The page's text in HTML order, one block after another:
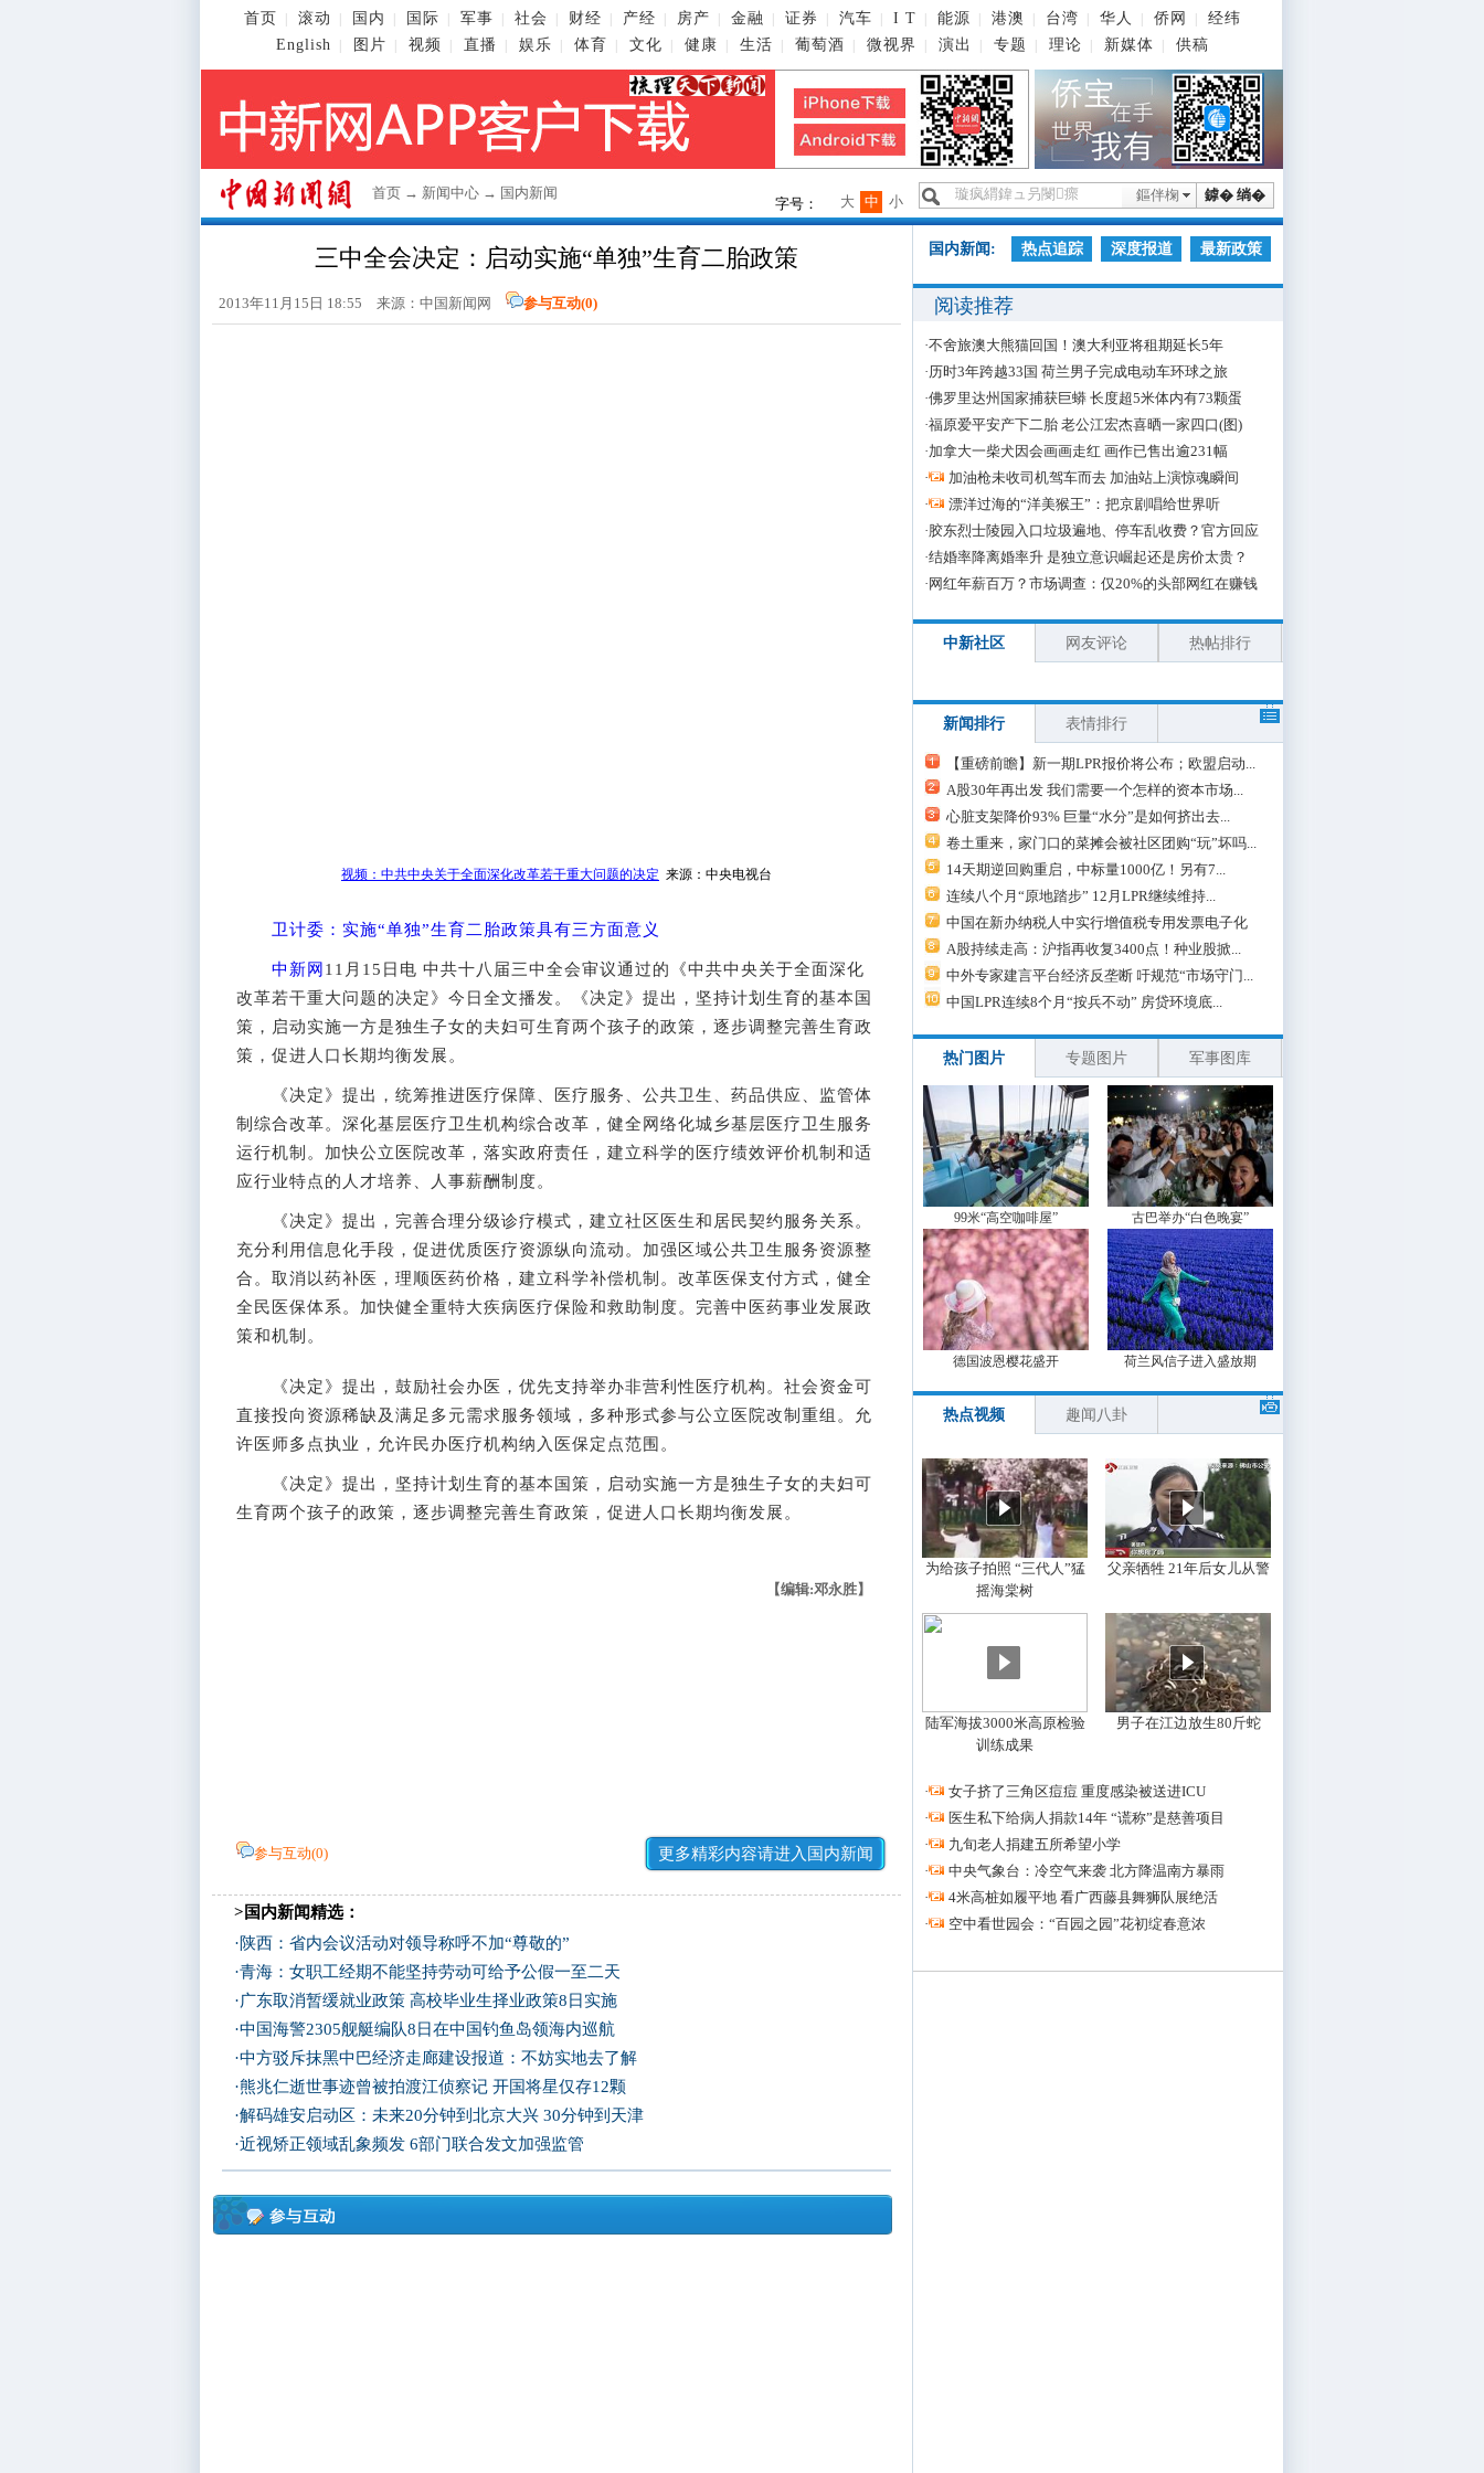
首页 滚动 国内 国际 军事 社会 财经 产经 房产 金融 证券 汽车 I T 能源 港澳 台湾 华人 侨网
经纬
English
图片 视频 直播 娱乐 体育 文化 健康 生活 葡萄酒 微视界 演出 专题 理论 新媒体 供稿
首页 → 新闻中心 → 国内新闻 鎼� 绱�
鏂伴椈
字号： 小
中
大
三中全会决定：启动实施“单独”生育二胎政策
2013年11月15日 18:55 来源： 中国新闻网 参与互动(0)
视频：中共中央关于全面深化改革若干重大问题的决定 来源：中央电视台
卫计委：实施“单独”生育二胎政策具有三方面意义
中新网 11月15日电 中共十八届三中全会审议通过的《中共中央关于全面深化
改革若干重大问题的决定》今日全文播发。《决定》提出，坚持计划生育的基本国
策，启动实施一方是独生子女的夫妇可生育两个孩子的政策，逐步调整完善生育政
策，促进人口长期均衡发展。
《决定》提出，统筹推进医疗保障、医疗服务、公共卫生、药品供应、监管体
制综合改革。深化基层医疗卫生机构综合改革，健全网络化城乡基层医疗卫生服务
运行机制。加快公立医院改革，落实政府责任，建立科学的医疗绩效评价机制和适
应行业特点的人才培养、人事薪酬制度。
《决定》提出，完善合理分级诊疗模式，建立社区医生和居民契约服务关系。
充分利用信息化手段，促进优质医疗资源纵向流动。加强区域公共卫生服务资源整
合。取消以药补医，理顺医药价格，建立科学补偿机制。改革医保支付方式，健全
全民医保体系。加快健全重特大疾病医疗保险和救助制度。完善中医药事业发展政
策和机制。
《决定》提出，鼓励社会办医，优先支持举办非营利性医疗机构。社会资金可
直接投向资源稀缺及满足多元需求服务领域，多种形式参与公立医院改制重组。允
许医师多点执业，允许民办医疗机构纳入医保定点范围。
《决定》提出，坚持计划生育的基本国策，启动实施一方是独生子女的夫妇可
生育两个孩子的政策，逐步调整完善生育政策，促进人口长期均衡发展。
【编辑:邓永胜】
参与互动(0) 更多精彩内容请进入国内新闻
>国内新闻精选：
·陕西：省内会议活动对领导称呼不加“尊敬的”
·青海：女职工经期不能坚持劳动可给予公假一至二天
·广东取消暂缓就业政策 高校毕业生择业政策8日实施
·中国海警2305舰艇编队8日在中国钓鱼岛领海内巡航
·中方驳斥抹黑中巴经济走廊建设报道：不妨实地去了解
·熊兆仁逝世事迹曾被拍渡江侦察记 开国将星仅存12颗
·解码雄安启动区：未来20分钟到北京大兴 30分钟到天津
·近视矫正领域乱象频发 6部门联合发文加强监管
国内新闻: 热点追踪 深度报道 最新政策
阅读推荐
·不舍旅澳大熊猫回国！澳大利亚将租期延长5年
·历时3年跨越33国 荷兰男子完成电动车环球之旅
·佛罗里达州国家捕获巨蟒 长度超5米体内有73颗蛋
·福原爱平安产下二胎 老公江宏杰喜晒一家四口(图)
·加拿大一柴犬因会画画走红 画作已售出逾231幅
·
加油枪未收司机驾车而去 加油站上演惊魂瞬间
·
漂洋过海的“洋美猴王”：把京剧唱给世界听
·胶东烈士陵园入口垃圾遍地、停车乱收费？官方回应
·结婚率降离婚率升 是独立意识崛起还是房价太贵？
· 网红年薪百万？市场调查：仅20%的头部网红在赚钱
中新社区 网友评论 热帖排行
新闻排行 表情排行
【重磅前瞻】新一期LPR报价将公布；欧盟启动...
A股30年再出发 我们需要一个怎样的资本市场...
心脏支架降价93% 巨量“水分”是如何挤出去...
卷土重来，家门口的菜摊会被社区团购“玩”坏吗...
14天期逆回购重启，中标量1000亿！另有7...
连续八个月“原地踏步” 12月LPR继续维持...
中国在新办纳税人中实行增值税专用发票电子化
A股持续走高：沪指再收复3400点！种业股掀...
中外专家建言平台经济反垄断 吁规范“市场守门...
中国LPR连续8个月“按兵不动” 房贷环境底...
热门图片 专题图片 军事图库
99米“高空咖啡屋” 古巴举办“白色晚宴”
德国波恩樱花盛开 荷兰风信子进入盛放期
热点视频 趣闻八卦
为给孩子拍照 “三代人”猛
摇海棠树
父亲牺牲 21年后女儿从警
陆军海拔3000米高原检验
训练成果
男子在江边放生80斤蛇
·
女子挤了三角区痘痘 重度感染被送进ICU
·
医生私下给病人捐款14年 “谎称”是慈善项目
·
九旬老人捐建五所希望小学
·
中央气象台：冷空气来袭 北方降温南方暴雨
·
4米高桩如履平地 看广西藤县舞狮队展绝活
·
空中看世园会：“百园之园”花初绽春意浓